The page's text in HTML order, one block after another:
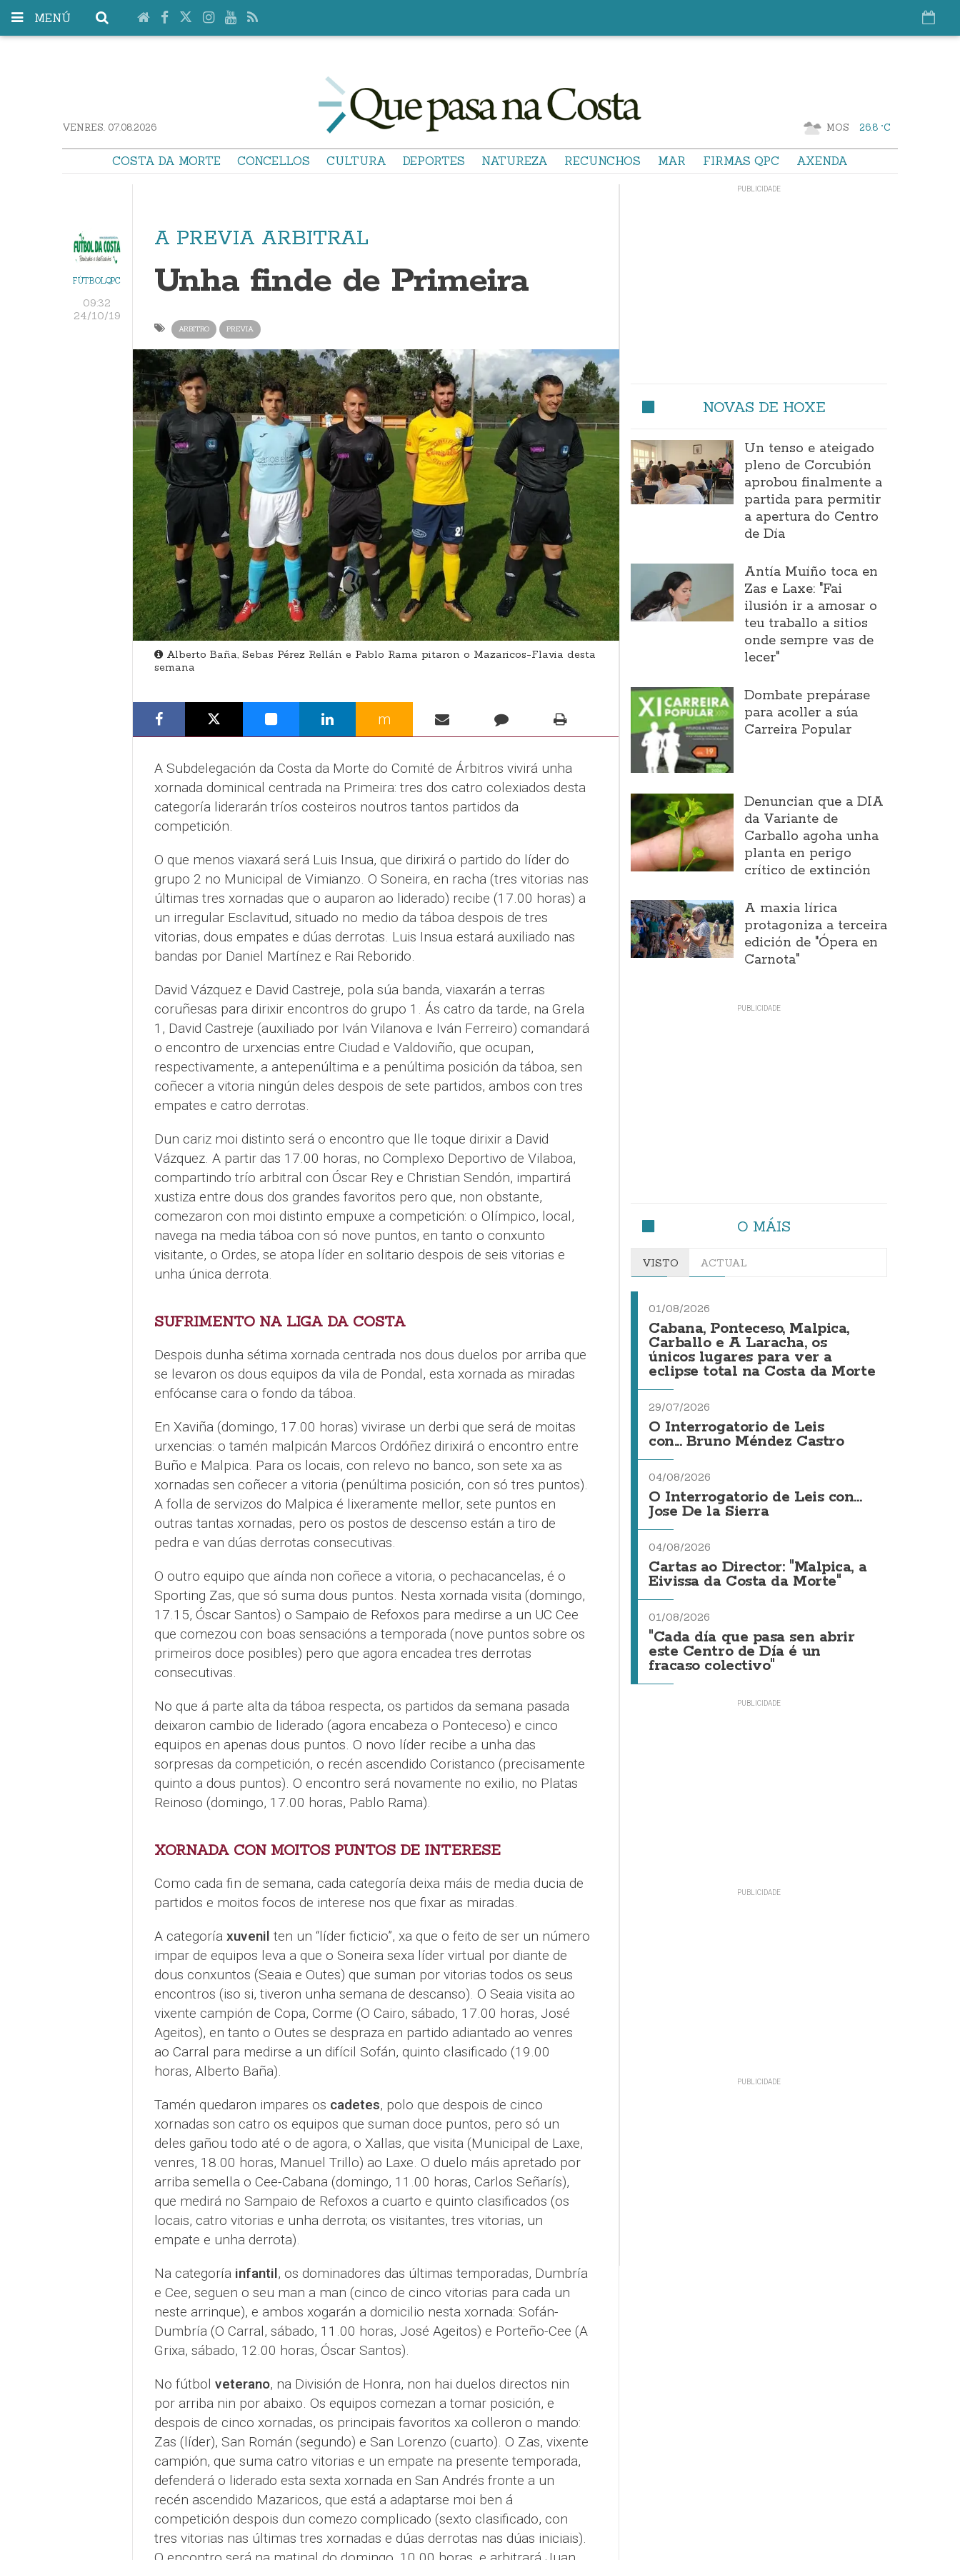
MENÚ
VENRES. 07.08.2026 MOS 26.8 °C
COSTA DA MORTE CONCELLOS CULTURA DEPORTES NATUREZA RECUNCHOS MAR FIRMAS QPC AXENDA
FÚTBOLQPC
09:32
24/10/19
A PREVIA ARBITRAL
Unha finde de Primeira
ARBITRO PREVIA
Alberto Baña, Sebas Pérez Rellán e Pablo Rama pitaron o Mazaricos-Flavia desta
semana
m
A Subdelegación da Costa da Morte do Comité de Árbitros vivirá unha
xornada dominical centrada na Primeira: tres dos catro colexiados desta
categoría liderarán tríos costeiros noutros tantos partidos da
competición.
O que menos viaxará será Luis Insua, que dirixirá o partido do líder do
grupo 2 no Municipal de Vimianzo. O Soneira, en racha (tres vitorias nas
últimas tres xornadas que o auparon ao liderado) recibe (17.00 horas) a
un irregular Esclavitud, situado no medio da táboa despois de tres
vitorias, dous empates e dúas derrotas. Luis Insua estará auxiliado nas
bandas por Daniel Martínez e Rai Reborido.
David Vázquez e David Castreje, pola súa banda, viaxarán a terras
coruñesas para dirixir encontros do grupo 1. Ás catro da tarde, na Grela
1, David Castreje (auxiliado por Iván Vilanova e Iván Ferreiro) comandará
o encontro de urxencias entre Ciudad e Valdoviño, que ocupan,
respectivamente, a antepenúltima e a penúltima posición da táboa, sen
coñecer a vitoria ningún deles despois de sete partidos, ambos con tres
empates e catro derrotas.
Dun cariz moi distinto será o encontro que lle toque dirixir a David
Vázquez. A partir das 17.00 horas, no Complexo Deportivo de Vilaboa,
compartindo trío arbitral con Óscar Rey e Christian Sendón, impartirá
xustiza entre dous dos grandes favoritos pero que, non obstante,
comezaron con moi distinto empuxe a competición: o Olímpico, local,
navega na media táboa con só nove puntos, en tanto o conxunto
visitante, o Ordes, se atopa líder en solitario despois de seis vitorias e
unha única derrota.
SUFRIMENTO NA LIGA DA COSTA
Despois dunha sétima xornada centrada nos dous duelos por arriba que
se levaron os dous equipos da vila de Pondal, esta xornada as miradas
enfócanse cara o fondo da táboa.
En Xaviña (domingo, 17.00 horas) vivirase un derbi que será de moitas
urxencias: o tamén malpicán Marcos Ordóñez dirixirá o encontro entre
Buño e Malpica. Para os locais, con relevo no banco, son sete xa as
xornadas sen coñecer a vitoria (penúltima posición, con só tres puntos).
A folla de servizos do Malpica é lixeramente mellor, sete puntos en
outras tantas xornadas, pero os postos de descenso están a tiro de
pedra e van dúas derrotas consecutivas.
O outro equipo que aínda non coñece a vitoria, o pechacancelas, é o
Sporting Zas, que só suma dous puntos. Nesta xornada visita (domingo,
17.15, Óscar Santos) o Sampaio de Refoxos para medirse a un UC Cee
que comezou con boas sensacións a temporada (nove puntos sobre os
primeiros doce posibles) pero que agora encadea tres derrotas
consecutivas.
No que á parte alta da táboa respecta, os partidos da semana pasada
deixaron cambio de liderado (agora encabeza o Ponteceso) e cinco
equipos en apenas dous puntos. O novo líder recibe a unha das
sorpresas da competición, o recén ascendido Coristanco (precisamente
quinto a dous puntos). O encontro será novamente no exilio, no Platas
Reinoso (domingo, 17.00 horas, Pablo Rama).
XORNADA CON MOITOS PUNTOS DE INTERESE
Como cada fin de semana, cada categoría deixa máis de media ducia de
partidos e moitos focos de interese nos que fixar as miradas.
A categoría xuvenil ten un “líder ficticio”, xa que o feito de ser un número
impar de equipos leva a que o Soneira sexa líder virtual por diante de
dous conxuntos (Seaia e Outes) que suman por vitorias todos os seus
encontros (iso si, tiveron unha semana de descanso). O Seaia visita ao
vixente campión de Copa, Corme (O Cairo, sábado, 17.00 horas, José
Ageitos), en tanto o Outes se despraza en partido adiantado ao venres
ao Carral para medirse a un difícil Sofán, quinto clasificado (19.00
horas, Alberto Baña).
Tamén quedaron impares os cadetes, polo que despois de cinco
xornadas son catro os equipos que suman doce puntos, pero só un
deles gañou todo até o de agora, o Xallas, que visita (Municipal de Laxe,
venres, 18.00 horas, Manuel Trillo) ao Laxe. O duelo máis apretado por
arriba semella o Cee-Cabana (domingo, 11.00 horas, Carlos Señarís),
que medirá no Sampaio de Refoxos a cuarto e quinto clasificados (os
locais, catro vitorias e unha derrota; os visitantes, tres vitorias, un
empate e unha derrota).
Na categoría infantil, os dominadores das últimas temporadas, Dumbría
e Cee, seguen o seu man a man (cinco de cinco vitorias para cada un
neste arrinque), e ambos xogarán a domicilio nesta xornada: Sofán-
Dumbría (O Carral, sábado, 11.00 horas, José Ageitos) e Porteño-Cee (A
Grixa, sábado, 12.00 horas, Óscar Santos).
No fútbol veterano, na División de Honra, non hai duelos directos nin
por arriba nin por abaixo. Os equipos comezan a tomar posición, e
despois de cinco xornadas, os principais favoritos xa colleron o mando:
Zas (líder), San Román (segundo) e San Lorenzo (cuarto). O Zas, vixente
campión, que suma catro vitorias e un empate na presente temporada,
defenderá o liderado esta sexta xornada en San Andrés fronte a un
recén ascendido Mazaricos, que está a adaptarse moi ben á
competición despois dun comezo complicado (sexto clasificado, con
tres vitorias nas últimas tres xornadas e dúas derrotas nas dúas iniciais).
NOVAS DE HOXE
Un tenso e ateigado
pleno de Corcubión
aprobou finalmente a
partida para permitir
a apertura do Centro
de Día
Antía Muíño toca en
Zas e Laxe: "Fai
ilusión ir a amosar o
teu traballo a sitios
onde sempre vas de
lecer"
Dombate prepárase
para acoller a súa
Carreira Popular
Denuncian que a DIA
da Variante de
Carballo agoha unha
planta en perigo
crítico de extinción
A maxia lírica
protagoniza a terceira
edición de "Ópera en
Carnota"
O MÁIS
VISTO ACTUAL
01/08/2026
Cabana, Ponteceso, Malpica,
Carballo e A Laracha, os
únicos lugares para ver a
eclipse total na Costa da Morte
29/07/2026
O Interrogatorio de Leis
con... Bruno Méndez Castro
04/08/2026
O Interrogatorio de Leis con...
Jose De la Sierra
04/08/2026
Cartas ao Director: "Malpica, a
Eivissa da Costa da Morte"
01/08/2026
"Cada día que pasa sen abrir
este Centro de Día é un
fracaso colectivo"